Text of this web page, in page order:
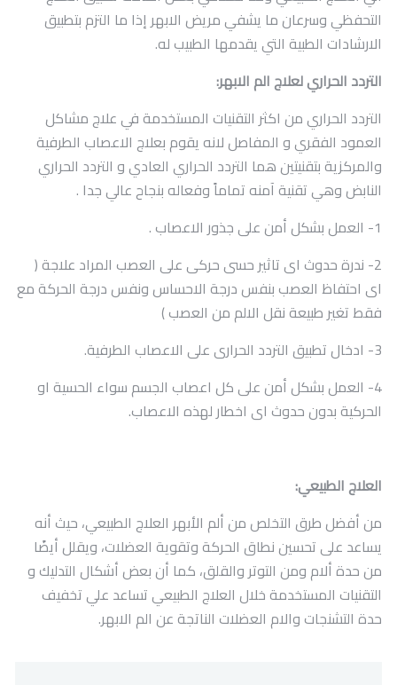
التحفظي وسرعان ما يشفي مريض الابهر إذا ما التزم بتطبيق
الارشادات الطبية التي يقدمها الطبيب له.
التردد الحراري لعلاج الم الابهر:
التردد الحراري من اكثر التقنيات المستخدمة في علاج مشاكل
العمود الفقري و المفاصل لانه يقوم بعلاج الاعصاب الطرفية
والمركزية بتقنيتين هما التردد الحراري العادي و التردد الحراري
النابض وهي تقنية آمنه تماماً وفعاله بنجاح عالي جدا .
1- العمل بشكل أمن على جذور الاعصاب .
2- ندرة حدوث اى تاثير حسى حركى على العصب المراد علاجة (
اى احتفاظ العصب بنفس درجة الاحساس ونفس درجة الحركة مع
فقط تغير طبيعة نقل الالم من العصب )
3- ادخال تطبيق التردد الحرارى على الاعصاب الطرفية.
4- العمل بشكل أمن على كل اعصاب الجسم سواء الحسية او
الحركية بدون حدوث اى اخطار لهذه الاعصاب.
العلاج الطبيعي:
من أفضل طرق التخلص من ألم الأبهر العلاج الطبيعي، حيث أنه
يساعد على تحسين نطاق الحركة وتقوية العضلات، ويقلل أيضًا
من حدة ألام ومن التوتر والقلق، كما أن بعض أشكال التدليك و
التقنيات المستخدمة خلال العلاج الطبيعي تساعد علي تخفيف
حدة التشنجات والام العضلات الناتجة عن الم الابهر.